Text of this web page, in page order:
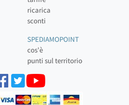
ricarica
sconti
SPEDIAMOPOINT
cos'è
punti sul territorio